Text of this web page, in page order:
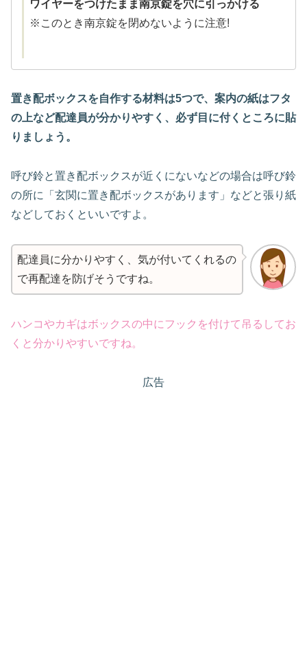
ワイヤーをつけたまま南京錠を穴に引っかける
※このとき南京錠を閉めないように注意!
置き配ボックスを自作する材料は5つで、案内の紙はフタ
の上など配達員が分かりやすく、必ず目に付くところに貼
りましょう。
呼び鈴と置き配ボックスが近くにないなどの場合は呼び鈴
の所に「玄関に置き配ボックスがあります」などと張り紙
などしておくといいですよ。
配達員に分かりやすく、気が付いてくれるの
で再配達を防げそうですね。
ハンコやカギはボックスの中にフックを付けて吊るしてお
く と分かりやすいですね。
広告